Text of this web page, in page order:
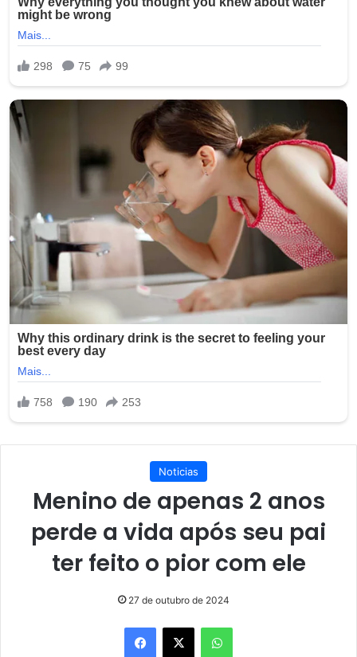
Noticias
Menino de apenas 2 anos
perde a vida após seu pai
ter feito o pior com ele
27 de outubro de 2024
Facebook
X WhatsApp